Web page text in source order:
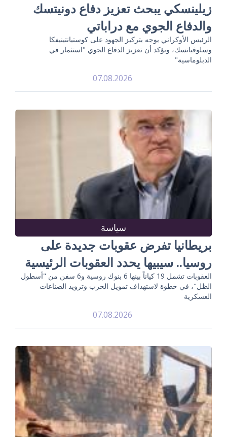
زيلينسكي يبحث تعزيز دفاع دونيتسك
والدفاع الجوي مع دراباتي
الرئيس الأوكراني يوجه بتركيز الجهود على كوستيانتينيفكا
وسلوفيانسك، ويؤكد أن تعزيز الدفاع الجوي "استثمار في
الدبلوماسية"
07.08.2026
سياسة
بريطانيا تفرض عقوبات جديدة على
روسيا.. سيبيها يحدد العقوبات الرئيسية
العقوبات تشمل 19 كياناً بينها 6 بنوك روسية و6 سفن من "أسطول
الظل"، في خطوة لاستهداف تمويل الحرب وتزويد الصناعات
العسكرية
07.08.2026